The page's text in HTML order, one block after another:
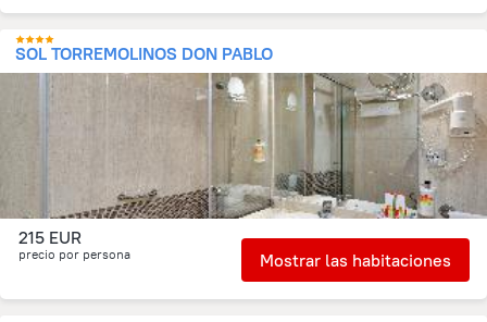
SOL TORREMOLINOS DON PABLO
215 EUR
precio por persona Mostrar las habitaciones